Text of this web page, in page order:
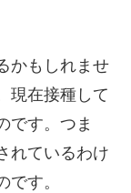
かもしれませ
現在接種して
です。つま
れているわけ
す。